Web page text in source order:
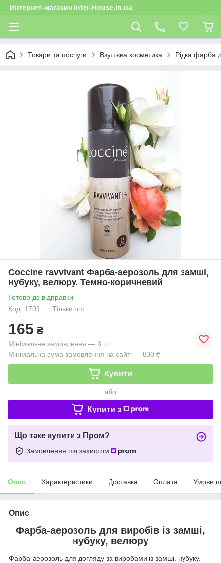
Интернет-магазин Inter-House.in.ua
Товари та послуги Взуттєва косметика Рідка фарба
Coccine ravvivant Фарба-аерозоль для замші,
нубуку, велюру. Темно-коричневий
Готово до відправки
Код: 1709
Тільки опт
165 ₴
Мінімальне замовлення — 3 шт.
Мінімальна сума замовлення на сайті — 800 ₴
Купити
або
Купити з
Що таке купити з Пром?
Замовлення під захистом
Опис Характеристики Доставка Оплата Умови
Опис
Фарба-аерозоль для виробів із замші,
нубуку, велюру
Фарба-аерозоль для догляду за виробами із замші. нубуку.